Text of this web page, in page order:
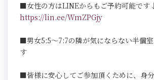
■女性の方はLINEからもご予約可能です
https://lin.ee/WmZPGjy
■男女5:5～7:7の隣が気にならない半個
す
■皆様に安心してご参加頂くために、身